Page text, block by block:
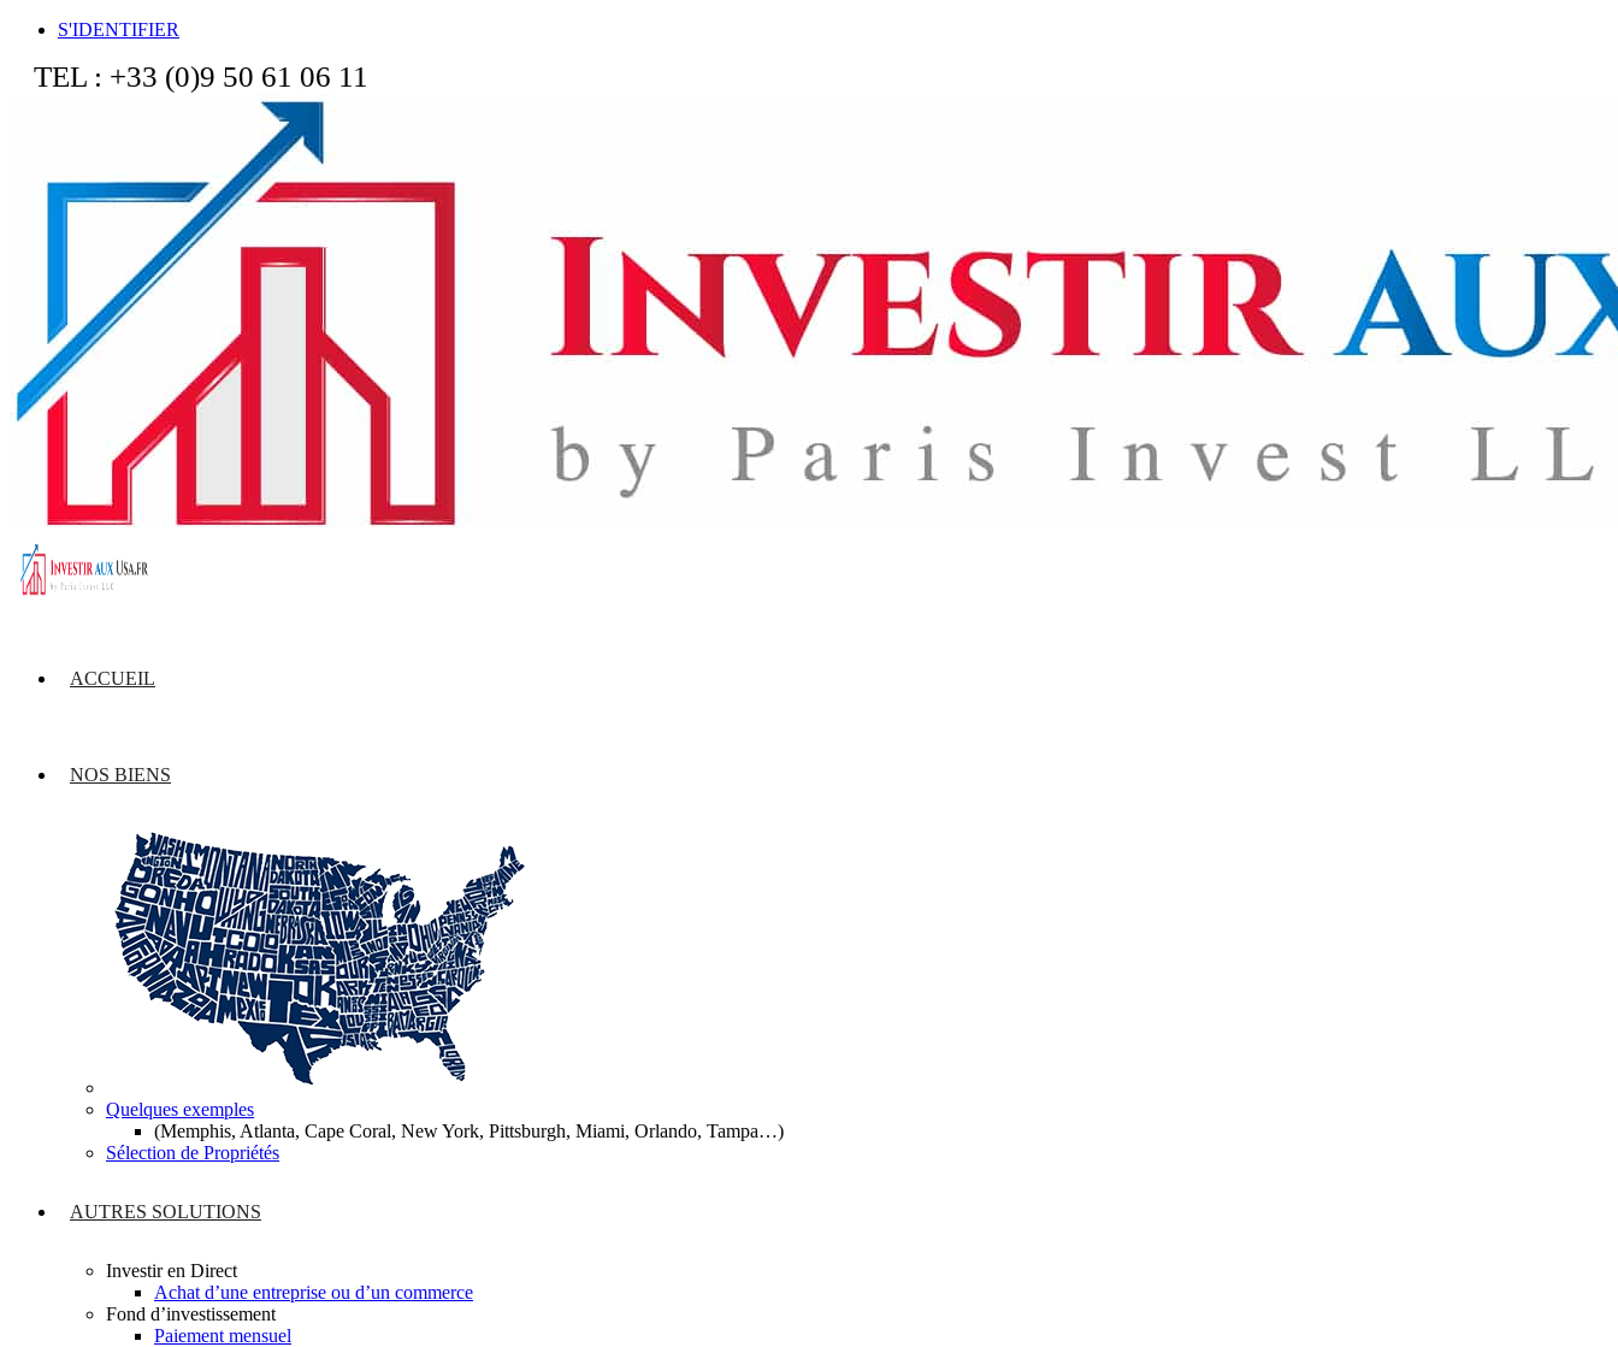
S'IDENTIFIER
TEL : +33 (0)9 50 61 06 11
ACCUEIL
NOS BIENS
Quelques exemples
(Memphis, Atlanta, Cape Coral, New York, Pittsburgh, Miami, Orlando, Tampa…)
Sélection de Propriétés
AUTRES SOLUTIONS
Investir en Direct
Achat d’une entreprise ou d’un commerce
Fond d’investissement
Paiement mensuel